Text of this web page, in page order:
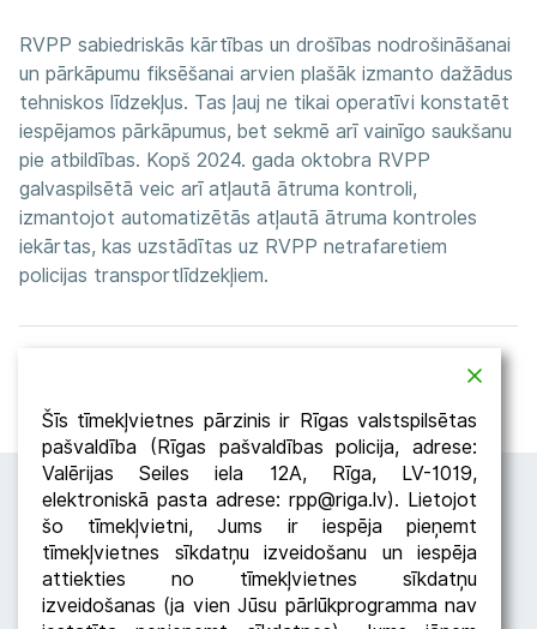
RVPP sabiedriskās kārtības un drošības nodrošināšanai
un pārkāpumu fiksēšanai arvien plašāk izmanto dažādus
tehniskos līdzekļus. Tas ļauj ne tikai operatīvi konstatēt
iespējamos pārkāpumus, bet sekmē arī vainīgo saukšanu
pie atbildības. Kopš 2024. gada oktobra RVPP
galvaspilsētā veic arī atļautā ātruma kontroli,
izmantojot automatizētās atļautā ātruma kontroles
iekārtas, kas uzstādītas uz RVPP netrafaretiem
policijas transportlīdzekļiem.
Šīs tīmekļvietnes pārzinis ir Rīgas valstspilsētas
pašvaldība (Rīgas pašvaldības policija, adrese:
Valērijas Seiles iela 12A, Rīga, LV-1019,
elektroniskā pasta adrese: rpp@riga.lv). Lietojot
šo tīmekļvietni, Jums ir iespēja pieņemt
tīmekļvietnes sīkdatņu izveidošanu un iespēja
attiekties no tīmekļvietnes sīkdatņu
izveidošanas (ja vien Jūsu pārlūkprogramma nav